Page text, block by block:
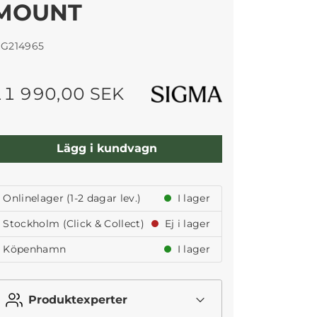
990,00 SEK
Lägg i kundvagn
Onlinelager (1-2 dagar lev.)
I lager
Stockholm (Click & Collect)
Ej i lager
Köpenhamn
I lager
Produktexperter